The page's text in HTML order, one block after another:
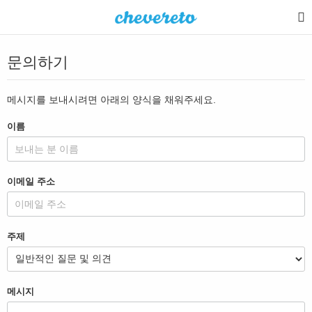
문의하기
메시지를 보내시려면 아래의 양식을 채워주세요.
이름
이메일 주소
주제
메시지